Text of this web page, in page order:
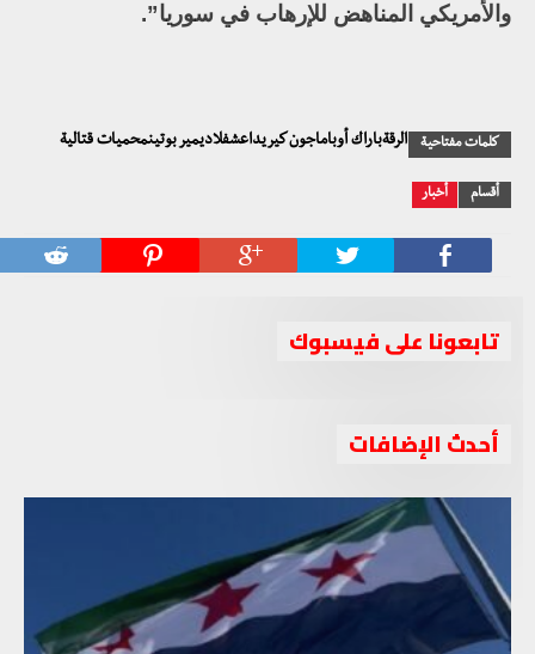
والأمريكي المناهض للإرهاب في سوريا”.
كلمات مفتاحية الرقةباراك أوباماجون كيريداعشفلاديمير بوتينمحميات قتالية
أقسام أخبار
تابعونا على فيسبوك
أحدث الإضافات